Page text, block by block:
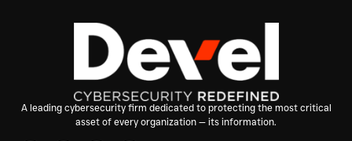
A leading cybersecurity firm dedicated to protecting the most critical
asset of every organization — its information.